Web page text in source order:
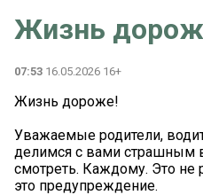
Жизнь
07:53 16.05.2026 16+
Жизнь дороже!
Уважаемые родители,
делимся с вами страшным
смотреть. Каждому. Это не
это предупреждение.